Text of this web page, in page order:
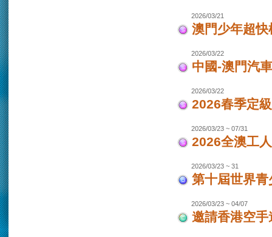
2026/03/21
澳門少年超快
2026/03/22
中國-澳門汽
2026/03/22
2026春季定
2026/03/23 ~ 07/31
2026全澳工
2026/03/23 ~ 31
第十屆世界
2026/03/23 ~ 04/07
邀請香港空